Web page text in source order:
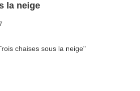
la neige